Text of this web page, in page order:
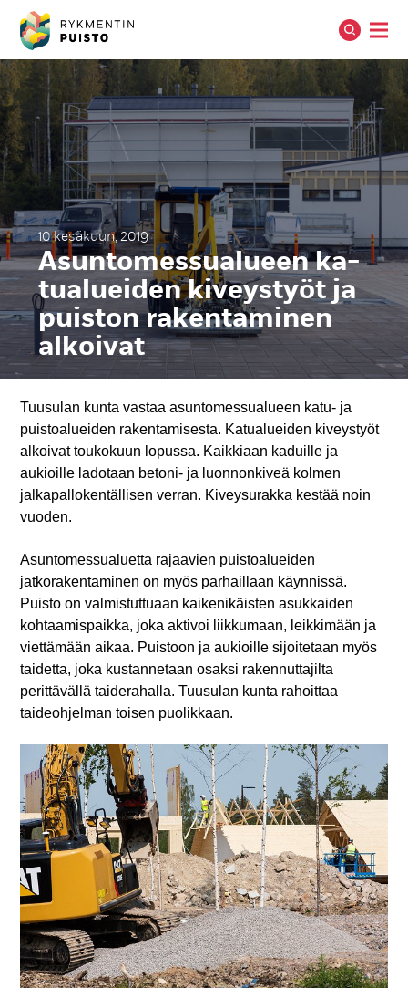
10 kesäkuun, 2019
Asun­to­mes­sua­lueen ka­
tua­luei­den ki­veys­työt ja
puis­ton ra­ken­ta­mi­nen
al­koi­vat
Tuusulan kunta vastaa asuntomessualueen katu- ja
puistoalueiden rakentamisesta. Katualueiden kiveystyöt
alkoivat toukokuun lopussa. Kaikkiaan kaduille ja
aukioille ladotaan betoni- ja luonnonkiveä kolmen
jalkapallokentällisen verran. Kiveysurakka kestää noin
vuoden.
Asuntomessualuetta rajaavien puistoalueiden
jatkorakentaminen on myös parhaillaan käynnissä.
Puisto on valmistuttuaan kaikenikäisten asukkaiden
kohtaamispaikka, joka aktivoi liikkumaan, leikkimään ja
viettämään aikaa. Puistoon ja aukioille sijoitetaan myös
taidetta, joka kustannetaan osaksi rakennuttajilta
perittävällä taiderahalla. Tuusulan kunta rahoittaa
taideohjelman toisen puolikkaan.